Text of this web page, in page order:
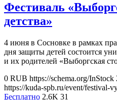
Фестиваль
детства»
4 июня в Сосновке в рамках
дня защиты детей состоится
и их родителей «Выборгская
0 RUB https://schema.org/InStock
https://kuda-spb.ru/event/festival-
Бесплатно 2.6K 31